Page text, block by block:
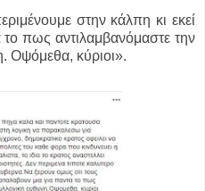
στην κάλπη κι εκεί
πως αντιλαμβανόμαστε την
Οψόμεθα, κύριοι».